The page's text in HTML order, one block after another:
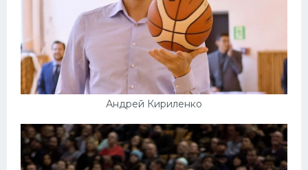
Андрей Кириленко